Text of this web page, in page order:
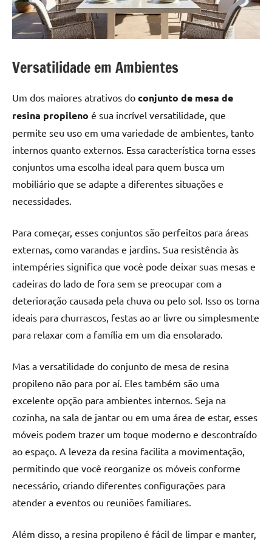
Versatilidade em Ambientes
Um dos maiores atrativos do conjunto de mesa de
resina propileno é sua incrível versatilidade, que
permite seu uso em uma variedade de ambientes, tanto
internos quanto externos. Essa característica torna esses
conjuntos uma escolha ideal para quem busca um
mobiliário que se adapte a diferentes situações e
necessidades.
Para começar, esses conjuntos são perfeitos para áreas
externas, como varandas e jardins. Sua resistência às
intempéries significa que você pode deixar suas mesas e
cadeiras do lado de fora sem se preocupar com a
deterioração causada pela chuva ou pelo sol. Isso os torna
ideais para churrascos, festas ao ar livre ou simplesmente
para relaxar com a família em um dia ensolarado.
Mas a versatilidade do conjunto de mesa de resina
propileno não para por aí. Eles também são uma
excelente opção para ambientes internos. Seja na
cozinha, na sala de jantar ou em uma área de estar, esses
móveis podem trazer um toque moderno e descontraído
ao espaço. A leveza da resina facilita a movimentação,
permitindo que você reorganize os móveis conforme
necessário, criando diferentes configurações para
atender a eventos ou reuniões familiares.
Além disso, a resina propileno é fácil de limpar e manter,